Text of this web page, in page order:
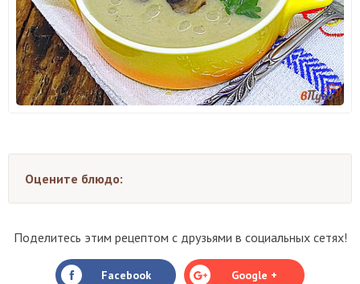
Оцените блюдо:
Поделитесь этим рецептом с друзьями в социальных сетях!
Facebook Google +